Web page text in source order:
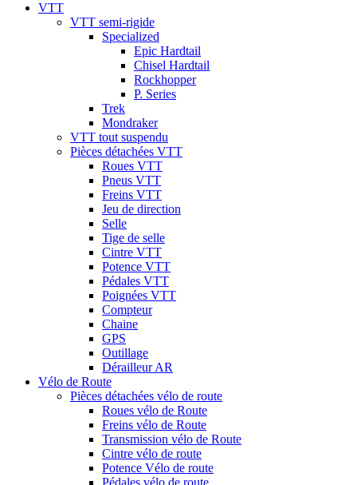
VTT
VTT semi-rigide
Specialized
Epic Hardtail
Chisel Hardtail
Rockhopper
P. Series
Trek
Mondraker
VTT tout suspendu
Pièces détachées VTT
Roues VTT
Pneus VTT
Freins VTT
Jeu de direction
Selle
Tige de selle
Cintre VTT
Potence VTT
Pédales VTT
Poignées VTT
Compteur
Chaine
GPS
Outillage
Dérailleur AR
Vélo de Route
Pièces détachées vélo de route
Roues vélo de Route
Freins vélo de Route
Transmission vélo de Route
Cintre vélo de route
Potence Vélo de route
Pédales vélo de route